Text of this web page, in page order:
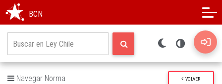
BCN
Navegar Norma VOLVER